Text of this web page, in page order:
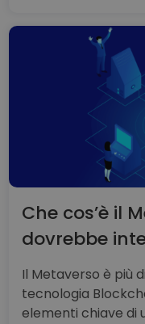
Che cos’è il
dovrebbe
Il Metaverso è più
tecnologia
elementi chiave di